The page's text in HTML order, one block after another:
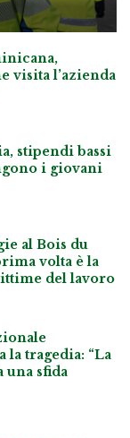
visita l’azienda
stipendi bassi
i giovani
al Bois du
volta è la
del lavoro
tragedia: “La
una sfida